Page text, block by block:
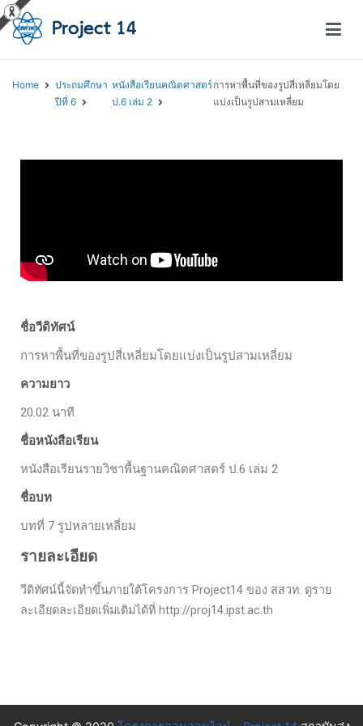
Home
ประถมศึกษา
ปีที่ 6
หนังสือเรียนคณิตศาสตร์
ป.6 เล่ม 2
การหาพื้นที่ของรูปสี่เหลี่ยมโดย
แบ่งเป็นรูปสามเหลี่ยม
ชื่อวีดิทัศน์
การหาพื้นที่ของรูปสี่เหลี่ยมโดยแบ่งเป็นรูปสามเหลี่ยม
ความยาว
20.02 นาที
ชื่อหนังสือเรียน
หนังสือเรียนรายวิชาพื้นฐานคณิตศาสตร์ ป.6 เล่ม 2
ชื่อบท
บทที่ 7 รูปหลายเหลี่ยม
รายละเอียด
วีดิทัศน์นี้จัดทำขึ้นภายใต้โครงการ Project14 ของ สสวท. ดูราย
ละเอียดละเอียดเพิ่มเติมได้ที่ http://proj14.ipst.ac.th